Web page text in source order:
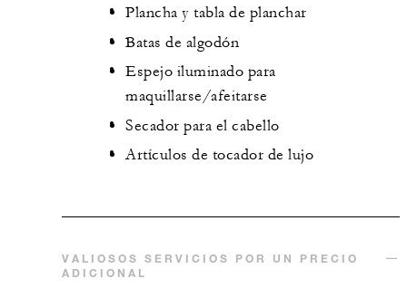
Plancha y tabla de planchar
Batas de algodón
Espejo iluminado para
maquillarse/afeitarse
Secador para el cabello
Artículos de tocador de lujo
VALIOSOS SERVICIOS POR UN PRECIO
ADICIONAL